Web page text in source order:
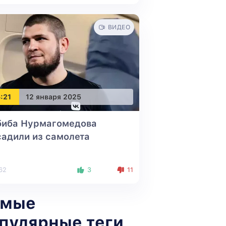
12 января 2025
ВИДЕО
Нурмагомедова
из самолета
3 11